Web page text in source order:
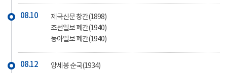
08.10
제국신문 창간(1898)
조선일보 폐간(1940)
동아일보 폐간(1940)
08.12 양세봉 순국(1934)